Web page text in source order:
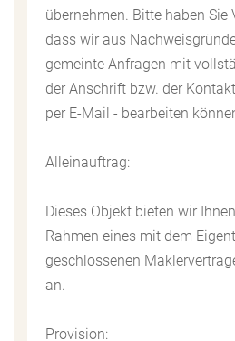
übernehmen. Bitte haben Sie
dass wir aus
gemeinte Anfragen mit
der Anschrift bzw. der
per E-Mail - bearbeiten
Alleinauftrag:
Dieses Objekt bieten wir
Rahmen eines mit dem
geschlossenen
an.
Provision: